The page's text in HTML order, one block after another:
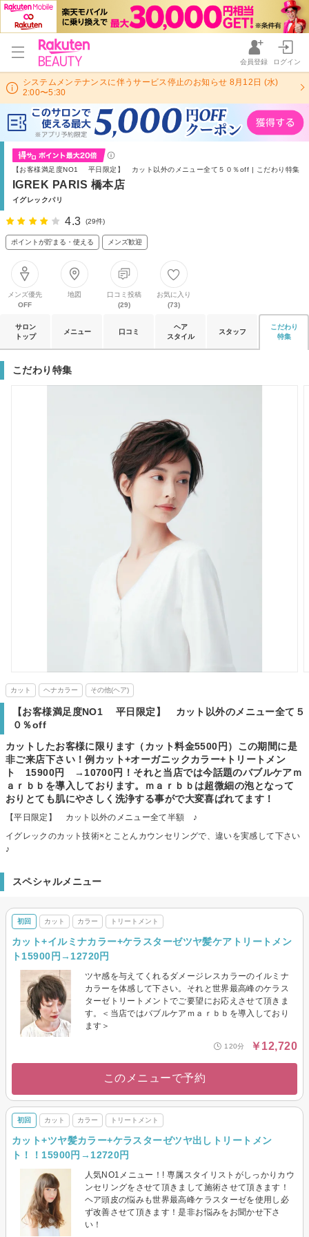
会員登録 ログイン
システムメンテナンスに伴うサービス停止のお知らせ 8月12日 (水)
2:00〜5:30
【お客様満足度NO1 平日限定】 カット以外のメニュー全て５０％off | こだわり特集
IGREK PARIS 橋本店
イグレックパリ
4.3 (29件)
ポイントが貯まる・使える メンズ歓迎
メンズ優先
OFF
地図
口コミ投稿
(29)
お気に入り
(73)
サロン
トップ
メニュー 口コミ
ヘア
スタイル
スタッフ
こだわり
特集
こだわり特集
カット ヘナカラー その他(ヘア)
【お客様満足度NO1 平日限定】 カット以外のメニュー全て５
０％off
カットしたお客様に限ります（カット料金5500円）この期間に是
非ご来店下さい！例カット+オーガニックカラー+トリートメン
ト 15900円 →10700円！それと当店では今話題のバブルケアｍ
ａｒｂｂを導入しております。ｍａｒｂｂは超微細の泡となって
おりとても肌にやさしく洗浄する事がで大変喜ばれてます！
【平日限定】 カット以外のメニュー全て半額 ♪
イグレックのカット技術×とことんカウンセリングで、違いを実感して下さい
♪
スペシャルメニュー
初回 カット カラー トリートメント
カット+イルミナカラー+ケラスターゼツヤ髪ケアトリートメン
ト15900円→12720円
ツヤ感を与えてくれるダメージレスカラーのイルミナ
カラーを体感して下さい。それと世界最高峰のケラス
ターゼトリートメントでご要望にお応えさせて頂きま
す。＜当店ではバブルケアｍａｒｂｂを導入しており
ます＞
120分 ￥12,720
このメニューで予約
初回 カット カラー トリートメント
カット+ツヤ髪カラー+ケラスターゼツヤ出しトリートメン
ト！！15900円→12720円
人気NO1メニュー！! 専属スタイリストがしっかりカウ
ンセリングをさせて頂きまして施術させて頂きます！
ヘア頭皮の悩みも世界最高峰ケラスターゼを使用し必
ず改善させて頂きます！是非お悩みをお聞かせ下さ
い！